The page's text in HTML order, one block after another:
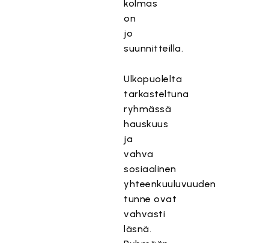
kolmas
on
jo
suunnitteilla.
Ulkopuolelta
tarkasteltuna
ryhmässä
hauskuus
ja
vahva
sosiaalinen
yhteenkuuluvuuden
tunne ovat
vahvasti
läsnä.